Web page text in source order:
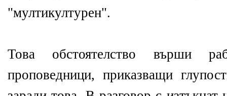
"мултикултурен".
Това обстоятелство върши
проповедници, приказващи